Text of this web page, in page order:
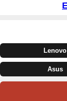
Lenovo
Asus